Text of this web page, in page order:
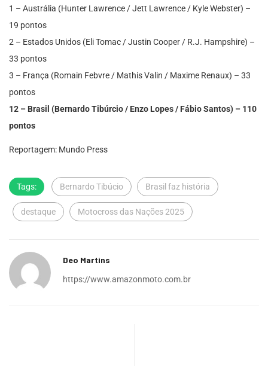
1 – Austrália (Hunter Lawrence / Jett Lawrence / Kyle Webster) –
19 pontos
2 – Estados Unidos (Eli Tomac / Justin Cooper / R.J. Hampshire) –
33 pontos
3 – França (Romain Febvre / Mathis Valin / Maxime Renaux) – 33
pontos
12 – Brasil (Bernardo Tibúrcio / Enzo Lopes / Fábio Santos) – 110
pontos
Reportagem: Mundo Press
Tags: Bernardo Tibúcio Brasil faz história
destaque Motocross das Nações 2025
Deo Martins
https://www.amazonmoto.com.br